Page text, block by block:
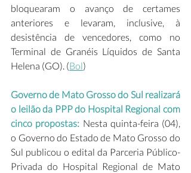
bloquearam o avanço de certames
anteriores e levaram, inclusive, à
desistência de vencedores, como no
Terminal de Granéis Líquidos de Santa
Helena (GO). (Bol)
Governo de Mato Grosso do Sul realizará
o leilão da PPP do Hospital Regional com
cinco propostas: Nesta quinta-feira (04),
o Governo do Estado de Mato Grosso do
Sul publicou o edital da Parceria Público-
Privada do Hospital Regional de Mato